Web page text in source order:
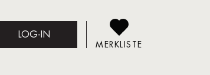
LOG-IN
MERKLISTE